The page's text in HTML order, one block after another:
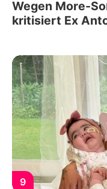
Wegen More-
kritisiert Ex
9